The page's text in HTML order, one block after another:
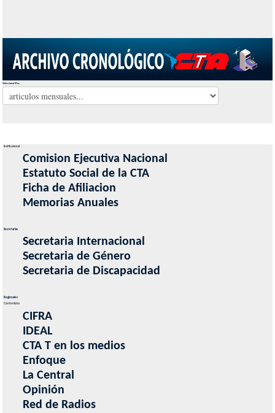
Seleccionar Mes
Institucional
Comision Ejecutiva Nacional
Estatuto Social de la CTA
Ficha de Afiliacion
Memorias Anuales
Secretarias
Secretaria Internacional
Secretaria de Género
Secretaria de Discapacidad
Regionales
Contenidos
CIFRA
IDEAL
CTA T en los medios
Enfoque
La Central
Opinión
Red de Radios